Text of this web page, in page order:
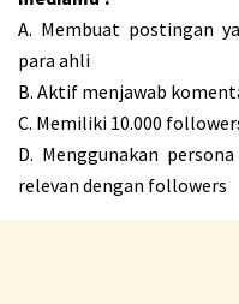
A. Membuat postingan
para ahli
B. Aktif menjawab
C. Memiliki 10.000
D. Menggunakan
relevan dengan followers